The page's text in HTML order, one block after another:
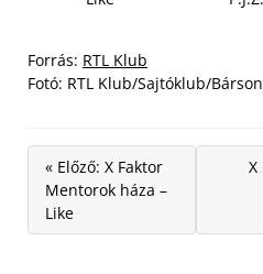
Forrás: RTL Klub
Fotó: RTL Klub/Sajtóklub/
« Előző: X Faktor
Mentorok háza –
Like
X